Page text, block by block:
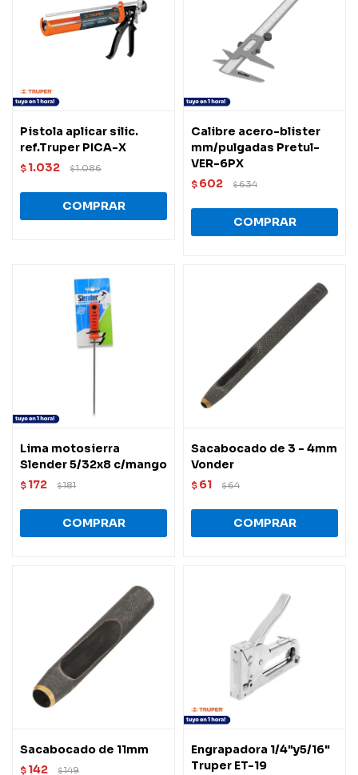
Pistola aplicar silic.
ref.Truper PICA-X
$ 1.032 $1.086
Calibre acero-blister
mm/pulgadas Pretul-
VER-6PX
$ 602 $634
Lima motosierra
Slender 5/32x8 c/mango
$ 172 $181
Sacabocado de 3 - 4mm
Vonder
$ 61 $64
Sacabocado de 11mm
$ 142 $149
Engrapadora 1/4"y5/16"
Truper ET-19